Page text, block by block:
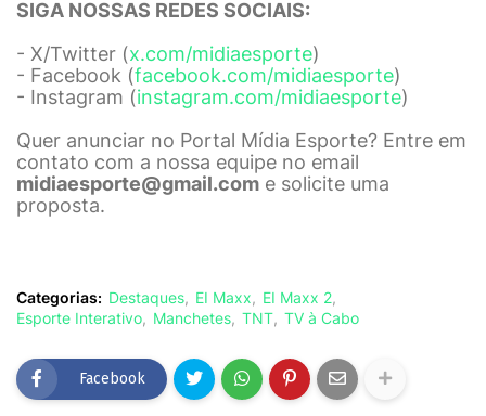
SIGA NOSSAS REDES SOCIAIS:
- X/Twitter (x.com/midiaesporte)
- Facebook (facebook.com/midiaesporte)
- Instagram (instagram.com/midiaesporte)
Quer anunciar no Portal Mídia Esporte? Entre em
contato com a nossa equipe no email
midiaesporte@gmail.com e solicite uma
proposta.
Categorias: Destaques EI Maxx
EI Maxx 2
Esporte Interativo
Manchetes TNT TV à Cabo
Facebook